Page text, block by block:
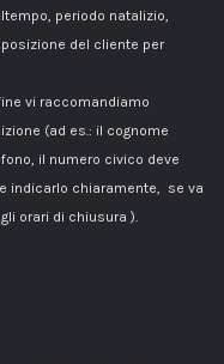
periodo natalizio,
del cliente per
vi raccomandiamo
(ad es.: il cognome
il numero civico deve
indicarlo chiaramente, se va
orari di chiusura ).